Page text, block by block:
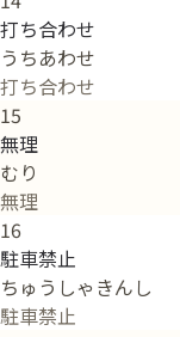
打ち合わせ
うちあわせ
打ち合わせ
15
無理
むり
無理
16
駐車禁止
ちゅうしゃきんし
駐車禁止